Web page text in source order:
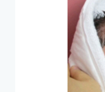
賑やかになりま